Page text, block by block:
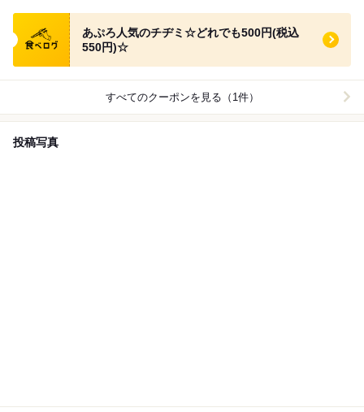
食べログ クーポン
あぷろ人気のチヂミ☆どれでも500円(税込
550円)☆
すべてのクーポンを見る（1件）
投稿写真